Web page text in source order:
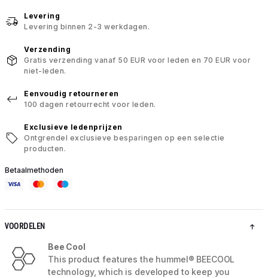
Levering
Levering binnen 2-3 werkdagen.
Verzending
Gratis verzending vanaf 50 EUR voor leden en 70 EUR voor
niet-leden.
Eenvoudig retourneren
100 dagen retourrecht voor leden.
Exclusieve ledenprijzen
Ontgrendel exclusieve besparingen op een selectie
producten.
Betaalmethoden
VOORDELEN
Bee Cool
This product features the hummel® BEECOOL
technology, which is developed to keep you